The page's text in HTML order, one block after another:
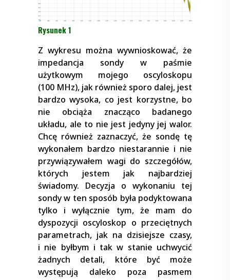
Rysunek 1
Z wykresu można wywnioskować, że
impedancja sondy w paśmie
użytkowym mojego oscyloskopu
(100 MHz), jak również sporo dalej, jest
bardzo wysoka, co jest korzystne, bo
nie obciąża znacząco badanego
układu, ale to nie jest jedyny jej walor.
Chcę również zaznaczyć, że sondę tę
wykonałem bardzo niestarannie i nie
przywiązywałem wagi do szczegółów,
których jestem jak najbardziej
świadomy. Decyzja o wykonaniu tej
sondy w ten sposób była podyktowana
tylko i wyłącznie tym, że mam do
dyspozycji oscyloskop o przeciętnych
parametrach, jak na dzisiejsze czasy,
i nie byłbym i tak w stanie uchwycić
żadnych detali, które być może
występują daleko poza pasmem